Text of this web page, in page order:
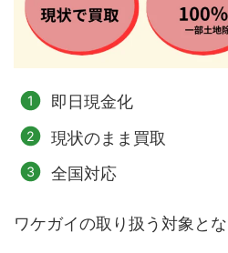
即日現金化
現状のまま買取
全国対応
ワケガイの取り扱う対象と